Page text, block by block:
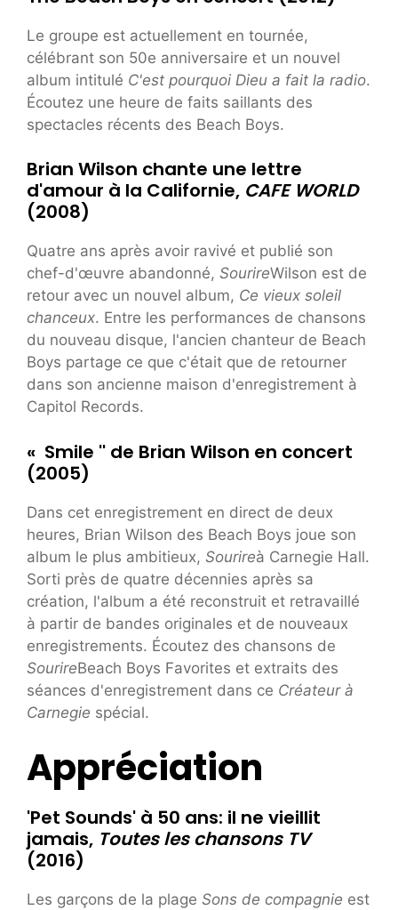
Le groupe est actuellement en tournée,
célébrant son 50e anniversaire et un nouvel
album intitulé C'est pourquoi Dieu a fait la radio.
Écoutez une heure de faits saillants des
spectacles récents des Beach Boys.
Brian Wilson chante une lettre
d'amour à la Californie, CAFE WORLD
(2008)
Quatre ans après avoir ravivé et publié son
chef-d'œuvre abandonné, SourireWilson est de
retour avec un nouvel album, Ce vieux soleil
chanceux. Entre les performances de chansons
du nouveau disque, l'ancien chanteur de Beach
Boys partage ce que c'était que de retourner
dans son ancienne maison d'enregistrement à
Capitol Records.
« Smile '' de Brian Wilson en concert
(2005)
Dans cet enregistrement en direct de deux
heures, Brian Wilson des Beach Boys joue son
album le plus ambitieux, Sourireà Carnegie Hall.
Sorti près de quatre décennies après sa
création, l'album a été reconstruit et retravaillé
à partir de bandes originales et de nouveaux
enregistrements. Écoutez des chansons de
SourireBeach Boys Favorites et extraits des
séances d'enregistrement dans ce Créateur à
Carnegie spécial.
Appréciation
'Pet Sounds' à 50 ans: il ne vieillit
jamais, Toutes les chansons TV
(2016)
Les garçons de la plage Sons de compagnie est